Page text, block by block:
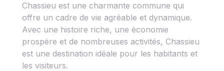
Chassieu est une charmante commune qui
offre un cadre de vie agréable et dynamique.
Avec une histoire riche, une économie
prospère et de nombreuses activités, Chassieu
est une destination idéale pour les habitants et
les visiteurs.